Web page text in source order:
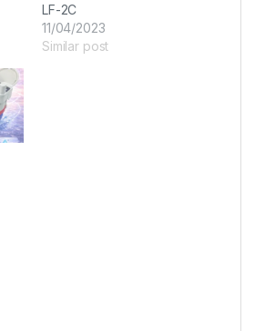
LF-2C
11/04/2023
Similar post